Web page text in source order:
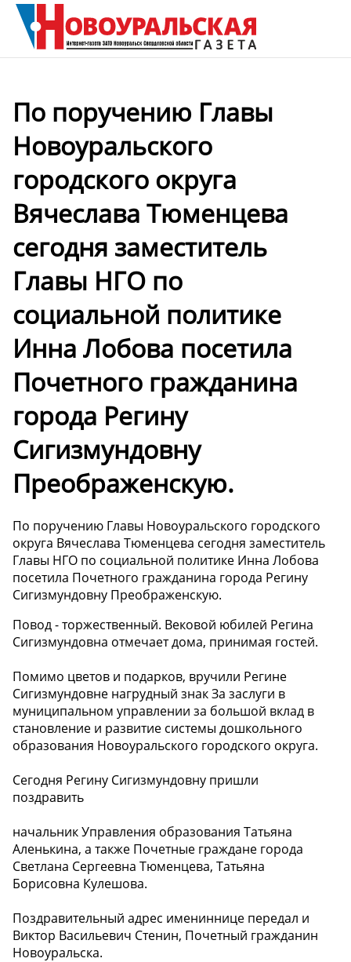
По поручению Главы
Новоуральского
городского округа
Вячеслава Тюменцева
сегодня заместитель
Главы НГО по
социальной политике
Инна Лобова посетила
Почетного гражданина
города Регину
Сигизмундовну
Преображенскую.
По поручению Главы Новоуральского городского
округа Вячеслава Тюменцева сегодня заместитель
Главы НГО по социальной политике Инна Лобова
посетила Почетного гражданина города Регину
Сигизмундовну Преображенскую.
Повод - торжественный. Вековой юбилей Регина
Сигизмундовна отмечает дома, принимая гостей.
Помимо цветов и подарков, вручили Регине
Сигизмундовне нагрудный знак За заслуги в
муниципальном управлении за большой вклад в
становление и развитие системы дошкольного
образования Новоуральского городского округа.
Сегодня Регину Сигизмундовну пришли
поздравить
начальник Управления образования Татьяна
Аленькина, а также Почетные граждане города
Светлана Сергеевна Тюменцева, Татьяна
Борисовна Кулешова.
Поздравительный адрес имениннице передал и
Виктор Васильевич Стенин, Почетный гражданин
Новоуральска.